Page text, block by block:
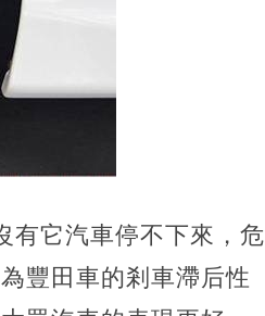
有它汽車停不下來，危
豐田車的剎車滯后性